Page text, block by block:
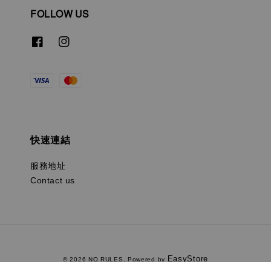
FOLLOW US
快速連結
服務地址
Contact us
© 2026 NO RULES. Powered by EasyStore